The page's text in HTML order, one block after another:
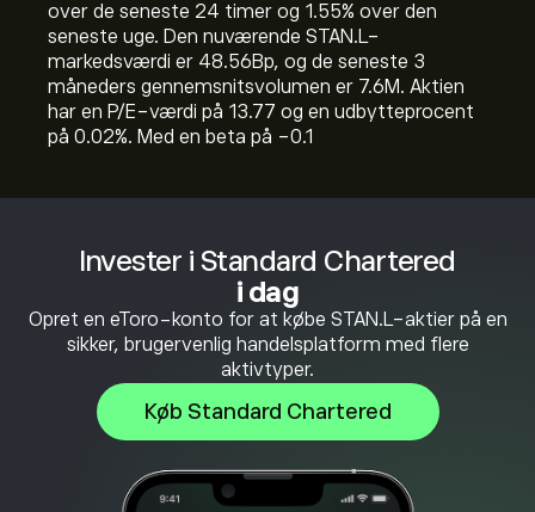
Invester i Standard Chartered
i dag
Opret en eToro-konto for at købe STAN.L-aktier på en
sikker, brugervenlig handelsplatform med flere
aktivtyper.
Køb Standard Chartered
over de seneste 24 timer og ‎1.55‎% over den
seneste uge. Den nuværende STAN.L-
markedsværdi er 48.56B‎p‎, og de seneste 3
måneders gennemsnitsvolumen er 7.6M. Aktien
har en P/E-værdi på 13.77 og en udbytteprocent
på 0.02%. Med en beta på -0.1